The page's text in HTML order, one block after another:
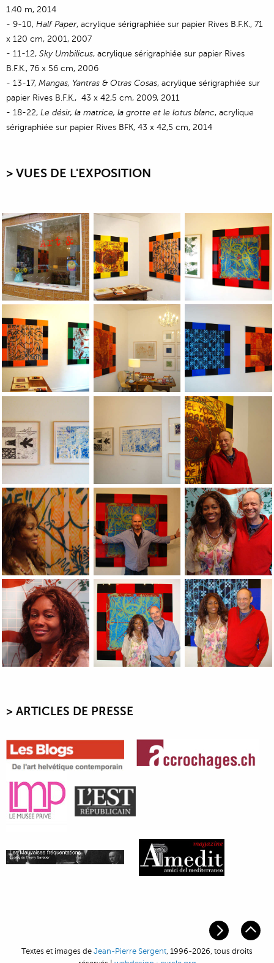
1.40 m, 2014
- 9-10, Half Paper, acrylique sérigraphiée sur papier Rives B.F.K., 71
x 120 cm, 2001, 2007
- 11-12, Sky Umbilicus, acrylique sérigraphiée sur papier Rives
B.F.K., 76 x 56 cm, 2006
- 13-17, Mangas, Yantras & Otras Cosas, acrylique sérigraphiée sur
papier Rives B.F.K., 43 x 42,5 cm, 2009, 2011
- 18-22, Le désir, la matrice, la grotte et le lotus blanc, acrylique
sérigraphiée sur papier Rives BFK, 43 x 42,5 cm, 2014
> VUES DE L'EXPOSITION
View of the Jean-Pierre Sergent exhibition's Erotic Graffitis &
View of the Jean-Pierre Sergent
View of the Jean-
View of the Jean-Pierre Sergent exhibition's Erotic Graffitis &
View of the Jean-Pierre Sergent
View of the Jean-
View of the Jean-Pierre Sergent exhibition's Erotic Graffitis &
View of the Jean-Pierre Sergent
Jean-Pierre
Odile in front of the Orange painting @ Exhibition Erotic
Bernard Reuter in front of the Blue &
Odile & Jean-Pierre
> ARTICLES DE PRESSE
Textes et images de Jean-Pierre Sergent , 1996-2026, tous droits